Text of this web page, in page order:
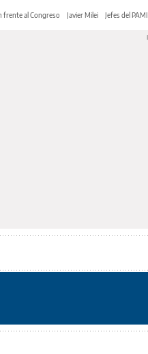
frente al Congreso Javier Milei Jefes del PAMI